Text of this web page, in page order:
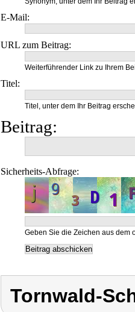
E-Mail:
URL zum Beitrag:
Weiterführender Link zu Ihrem
Titel:
Titel, unter dem Ihr Beitrag
Beitrag:
Sicherheits-Abfrage:
Geben Sie die Zeichen aus dem
Tornwald-